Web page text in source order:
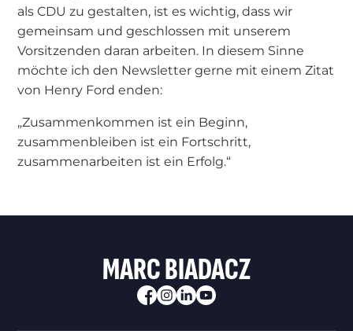
als CDU zu gestalten, ist es wichtig, dass wir
gemeinsam und geschlossen mit unserem
Vorsitzenden daran arbeiten. In diesem Sinne
möchte ich den Newsletter gerne mit einem Zitat
von Henry Ford enden:
„Zusammenkommen ist ein Beginn,
zusammenbleiben ist ein Fortschritt,
zusammenarbeiten ist ein Erfolg.“
MARC BIADACZ